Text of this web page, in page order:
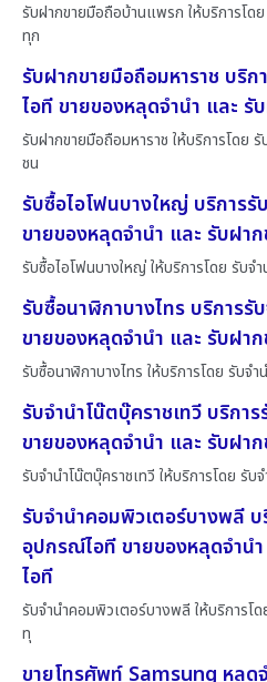
รับฝากขายมือถือบ้านแพรก ให้บริการโด
ทุก
รับฝากขายมือถือมหาราช บริ
ไอที ขายของหลุดจำนำ และ
รับฝากขายมือถือมหาราช ให้บริการโดย
ชน
รับซื้อไอโฟนบางใหญ่ บริการ
ขายของหลุดจำนำ และ รับฝา
รับซื้อไอโฟนบางใหญ่ ให้บริการโดย รับจํ
รับซื้อนาฬิกาบางไทร บริการ
ขายของหลุดจำนำ และ รับฝา
รับซื้อนาฬิกาบางไทร ให้บริการโดย รับจํ
รับจำนำโน๊ตบุ๊คราชเทวี บริกา
ขายของหลุดจำนำ และ รับฝา
รับจำนำโน๊ตบุ๊คราชเทวี ให้บริการโดย รั
รับจำนำคอมพิวเตอร์บางพลี บ
อุปกรณ์ไอที ขายของหลุดจำน
ไอที
รับจำนำคอมพิวเตอร์บางพลี ให้บริการโ
ทุ
ขายโทรศัพท์ Samsung หลุด